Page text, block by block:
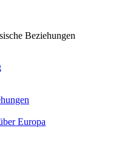
Beziehungen
Europa